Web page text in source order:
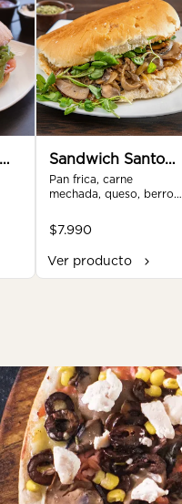
Sandwich Santo
canelo
Pan frica, carne
mechada, queso, berros,
salteados a la
mantequilla, cebolla
$7.990
Ver producto